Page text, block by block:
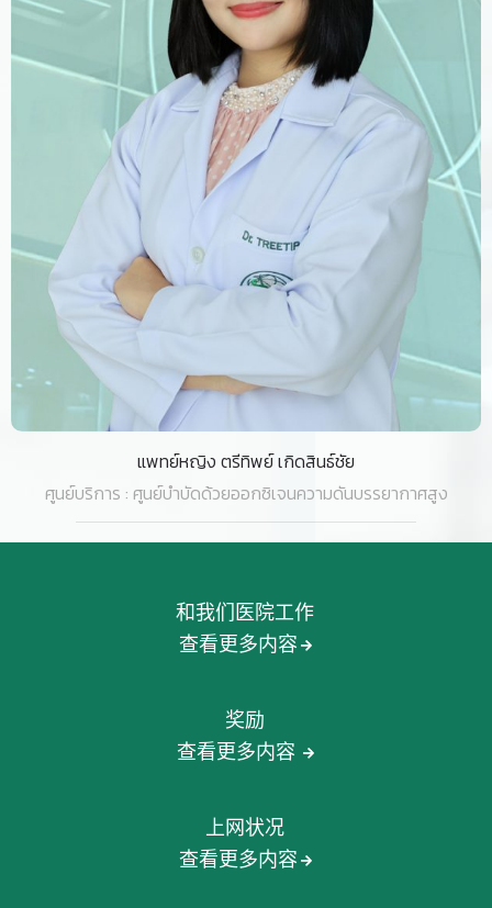
แพทย์หญิง ตรีทิพย์ เกิดสินธ์ชัย
ศูนย์บริการ : ศูนย์บำบัดด้วยออกซิเจนความดันบรรยากาศสูง
和我们医院工作
查看更多内容
奖励
查看更多内容
上网状况
查看更多内容